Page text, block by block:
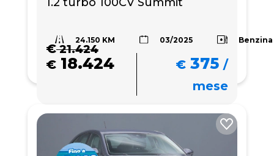
24.150 KM 03/2025 Benzina
€21.424
€ 18.424 € 375 /
mese